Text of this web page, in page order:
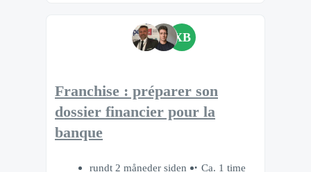
XB
Franchise : préparer son
dossier financier pour la
banque
rundt 2 måneder siden Ca. 1 time